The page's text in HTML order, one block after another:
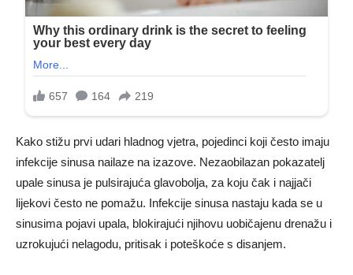
Kako stižu prvi udari hladnog vjetra, pojedinci koji često imaju
infekcije sinusa nailaze na izazove. Nezaobilazan pokazatelj
upale sinusa je pulsirajuća glavobolja, za koju čak i najjači
lijekovi često ne pomažu. Infekcije sinusa nastaju kada se u
sinusima pojavi upala, blokirajući njihovu uobičajenu drenažu i
uzrokujući nelagodu, pritisak i poteškoće s disanjem.